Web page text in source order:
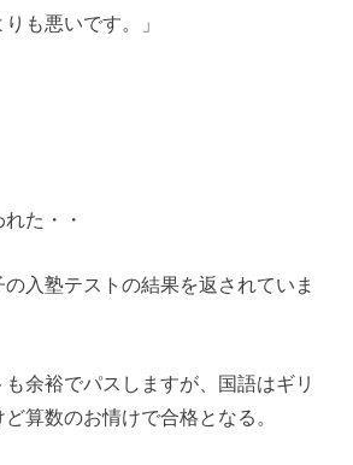
も悪いです。」
た・・
入塾テストの結果を返されていま
余裕でパスしますが、国語はギリ
算数のお情けで合格となる。